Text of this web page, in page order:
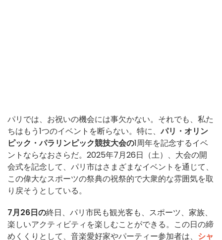
パリでは、お祝いの機会には事欠かない。それでも、私た
ちはもう1つのイベントを断らない。特に、パリ・オリン
ピック・パラリンピック競技大会の1周年を記念するイベ
ントならなおさらだ。2025年7月26日（土）、大会の開
会式を記念して、パリ市はさまざまなイベントを通じて、
この偉大なスポーツの祭典の祝祭的で大衆的な雰囲気を取
り戻そうとしている。
7月26日の終日、パリ市民も観光客も、スポーツ、家族、
楽しいアクティビティを楽しむことができる。この日の締
めくくりとして、音楽愛好家やパーティー参加者は、 シャ